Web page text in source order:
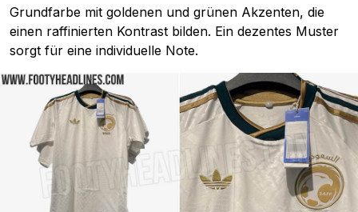
Grundfarbe mit goldenen und grünen Akzenten, die
einen raffinierten Kontrast bilden. Ein dezentes Muster
sorgt für eine individuelle Note.